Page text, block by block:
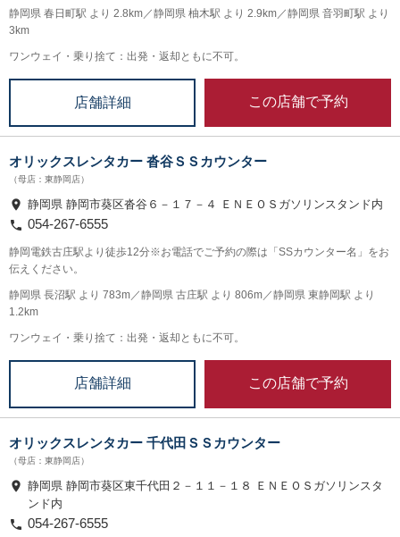
静岡県 春日町駅 より 2.8km／静岡県 柚木駅 より 2.9km／静岡県 音羽町駅 より
3km
ワンウェイ・乗り捨て：出発・返却ともに不可。
店舗詳細 この店舗で予約
オリックスレンタカー 沓谷ＳＳカウンター
（母店：東静岡店）
静岡県 静岡市葵区沓谷６－１７－４ ＥＮＥＯＳガソリンスタンド内
054-267-6555
静岡電鉄古庄駅より徒歩12分※お電話でご予約の際は「SSカウンター名」をお
伝えください。
静岡県 長沼駅 より 783m／静岡県 古庄駅 より 806m／静岡県 東静岡駅 より
1.2km
ワンウェイ・乗り捨て：出発・返却ともに不可。
店舗詳細 この店舗で予約
オリックスレンタカー 千代田ＳＳカウンター
（母店：東静岡店）
静岡県 静岡市葵区東千代田２－１１－１８ ＥＮＥＯＳガソリンスタ
ンド内
054-267-6555